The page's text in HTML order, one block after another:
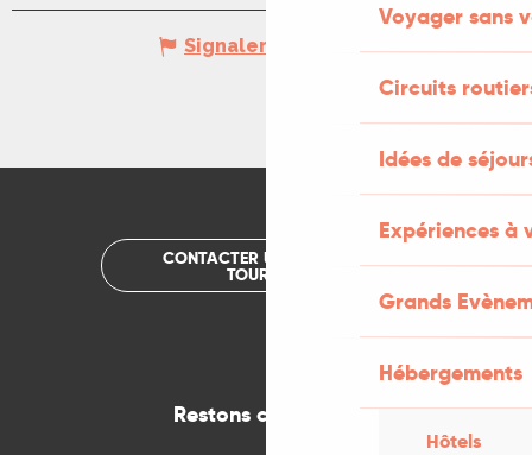
Voyager sans
Circuits
Idées de
Expériences à
Grands
Hébergements
Hôtels
Signaler une erreur
CONTACTER UN OFFICE DE
TOURISME
Restons connectés